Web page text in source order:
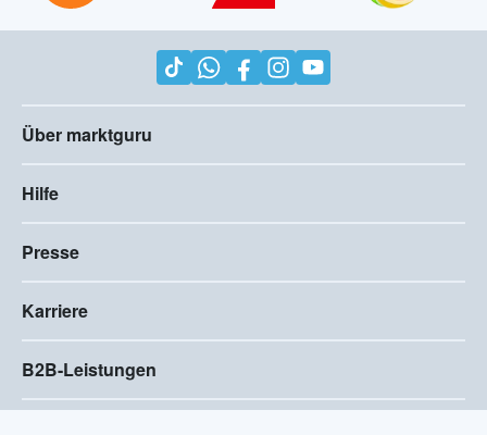
Über marktguru
Hilfe
Presse
Karriere
B2B-Leistungen